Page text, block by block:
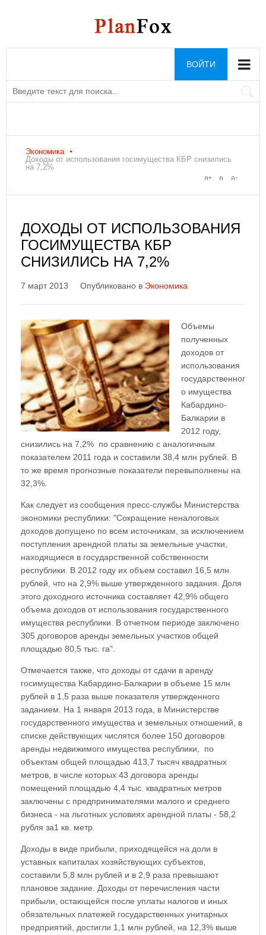
ВОЙТИ
Экономика
Доходы от использования госимущества КБР снизились
на 7,2%
ДОХОДЫ ОТ ИСПОЛЬЗОВАНИЯ
ГОСИМУЩЕСТВА КБР
СНИЗИЛИСЬ НА 7,2%
7 март 2013 Опубликовано в Экономика
Объемы
полученных
доходов от
использования
государственног
о имущества
Кабардино-
Балкарии в
2012 году,
снизились на 7,2% по сравнению с аналогичным
показателем 2011 года и составили 38,4 млн рублей. В
то же время прогнозные показатели перевыполнены на
32,3%.
Как следует из сообщения пресс-службы Министерства
экономики республики: "Сокращение неналоговых
доходов допущено по всем источникам, за исключением
поступления арендной платы за земельные участки,
находящиеся в государственной собственности
республики. В 2012 году их объем составил 16,5 млн.
рублей, что на 2,9% выше утвержденного задания. Доля
этого доходного источника составляет 42,9% общего
объема доходов от использования государственного
имущества республики. В отчетном периоде заключено
305 договоров аренды земельных участков общей
площадью 80,5 тыс. га".
Отмечается также, что доходы от сдачи в аренду
госимущества Кабардино-Балкарии в объеме 15 млн
рублей в 1,5 раза выше показателя утвержденного
заданием. На 1 января 2013 года, в Министерстве
государственного имущества и земельных отношений, в
списке действующих числятся более 150 договоров
аренды недвижимого имущества республики, по
объектам общей площадью 413,7 тысяч квадратных
метров, в числе которых 43 договора аренды
помещений площадью 4,4 тыс. квадратных метров
заключены с предпринимателями малого и среднего
бизнеса - на льготных условиях арендной платы - 58,2
рубля за1 кв. метр.
Доходы в виде прибыли, приходящейся на доли в
уставных капиталах хозяйствующих субъектов,
составили 5,8 млн рублей и в 2,9 раза превышают
плановое задание. Доходы от перечисления части
прибыли, остающейся после уплаты налогов и иных
обязательных платежей государственных унитарных
предприятий, достигли 1,1 млн рублей, на 12,3% выше